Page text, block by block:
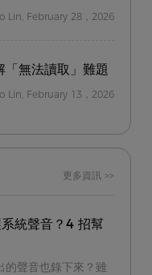
Lin, February 28，2026
無法讀取」難題
Lin, February 13，2026
更多資訊 >>
統聲音？4 招幫
聲音也錄下來？雖